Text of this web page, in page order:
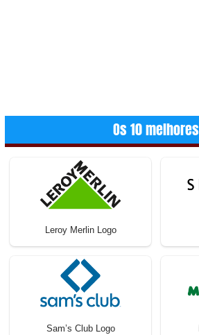
Os 10 melhores
Leroy Merlin Logo
Sam’s Club Logo